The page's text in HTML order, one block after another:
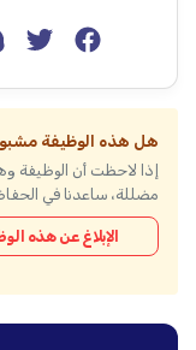
هل هذه الوظيفة
إذا لاحظت أن الوظيفة
مضللة، ساعدنا في
الإبلاغ عن هذه